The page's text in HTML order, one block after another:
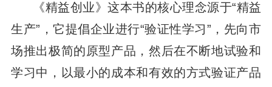
《精益创业》这本书的核心理念源于“精益
生产”，它提倡企业进行“验证性学习”，先向市
场推出极简的原型产品，然后在不断地试验和
学习中，以最小的成本和有效的方式验证产品